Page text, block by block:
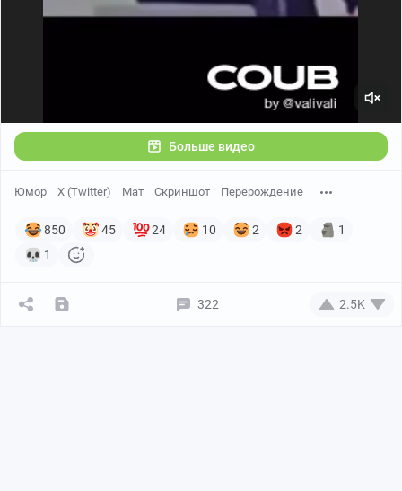
Больше видео
Юмор X (Twitter) Мат Скриншот Перерождение
850 45 24 10 2 2
1
1
322 2.5K